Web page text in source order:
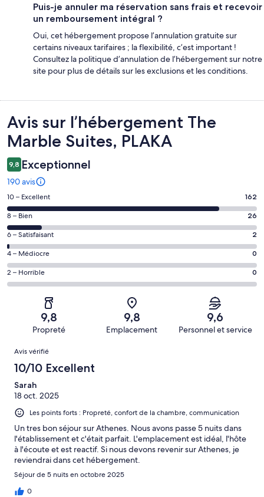
Puis-je annuler ma réservation sans frais et recevoir
un remboursement intégral ?
Oui, cet hébergement propose l’annulation gratuite sur
certains niveaux tarifaires ; la flexibilité, c’est important !
Consultez la politique d’annulation de l’hébergement sur notre
site pour plus de détails sur les exclusions et les conditions.
Avis
Avis sur l’hébergement The
Marble Suites, PLAKA
9,8 Exceptionnel
190 avis
Note
des
voyageurs
de 10
(Excellent),
d’après 162 avis
sur 190.
10 – Excellent 162
Note
des
voyageurs
de 8
(Bien),
d’après 26 avis
8 – Bien 26
Note
des
voyageurs
de 6
(Satisfaisant),
d’après 2 avis
6 – Satisfaisant 2
Note
des
voyageurs
(Médiocre),
d’après 0 avis
sur 190.
4 – Médiocre 0
Note
des
voyageurs
(Horrible),
d’après 0 avis
sur 190.
2 – Horrible 0
9,8
Propreté
9,8
Emplacement
9,6
Personnel et service
Avis
Avis vérifié
10/10 Excellent
Sarah
18 oct. 2025
Les points forts : Propreté, confort de la chambre, communication
Un tres bon séjour sur Athenes. Nous avons passe 5 nuits dans
l'établissement et c'était parfait. L'emplacement est idéal, l'hôte
à l'écoute et est reactif. Si nous devons revenir sur Athenes, je
reviendrai dans cet hébergement.
Séjour de 5 nuits en octobre 2025
0